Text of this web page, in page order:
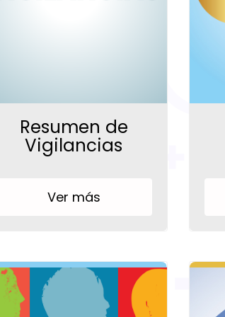
Resumen de
Vigilancias
Ver más